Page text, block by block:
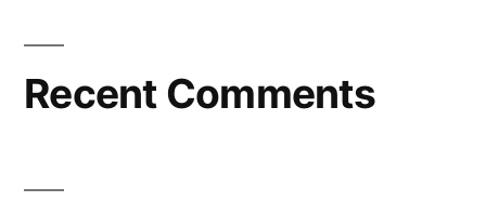
Recent Comments